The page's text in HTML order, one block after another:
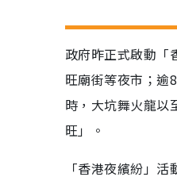
政府昨正式啟動「
旺廟街等夜市；逾
時，大坑舞火龍以
旺」。
「香港夜繽紛」